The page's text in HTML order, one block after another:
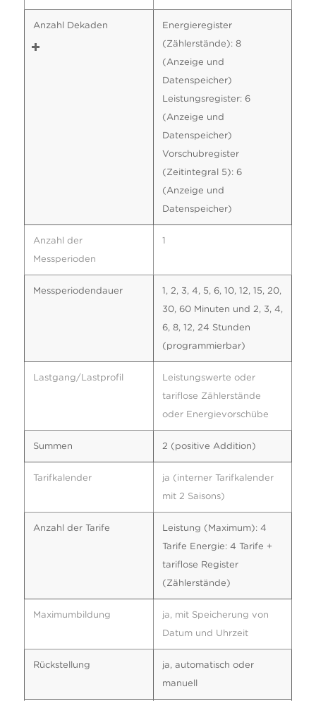
Anzahl Dekaden
Energieregister
(Zählerstände): 8
(Anzeige und
Datenspeicher)
Leistungsregister: 6
(Anzeige und
Datenspeicher)
Vorschubregister
(Zeitintegral 5): 6
(Anzeige und
Datenspeicher)
Anzahl der
Messperioden
1
Messperiodendauer
1, 2, 3, 4, 5, 6, 10, 12, 15, 20,
30, 60 Minuten und 2, 3, 4,
6, 8, 12, 24 Stunden
(programmierbar)
Lastgang/Lastprofil
Leistungswerte oder
tariflose Zählerstände
oder Energievorschübe
Summen 2 (positive Addition)
Tarifkalender
ja (interner Tarifkalender
mit 2 Saisons)
Anzahl der Tarife
Leistung (Maximum): 4
Tarife Energie: 4 Tarife +
tariflose Register
(Zählerstände)
Maximumbildung
ja, mit Speicherung von
Datum und Uhrzeit
Rückstellung
ja, automatisch oder
manuell